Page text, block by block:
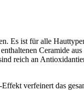
Es ist für alle
Ceramide
reich an
verfeinert das